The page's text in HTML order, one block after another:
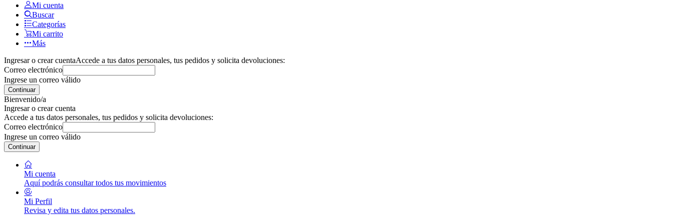
Mi cuenta
Buscar
Categorías
Mi carrito
Más
Ingresar o crear cuentaAccede a tus datos personales, tus pedidos y solicita devoluciones:
Correo electrónico
Ingrese un correo válido
Continuar
Bienvenido/a
Ingresar o crear cuenta
Accede a tus datos personales, tus pedidos y solicita devoluciones:
Correo electrónico
Ingrese un correo válido
Continuar
Mi cuenta
Aquí podrás consultar todos tus movimientos
Mi Perfil
Revisa y edita tus datos personales.